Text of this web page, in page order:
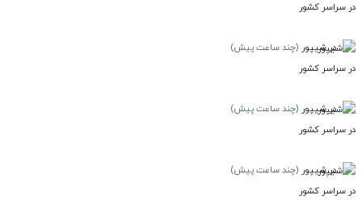
در سراسر کشور
در شیپور (چند ساعت پیش)
در سراسر کشور
در شیپور (چند ساعت پیش)
در سراسر کشور
در شیپور (چند ساعت پیش)
در سراسر کشور